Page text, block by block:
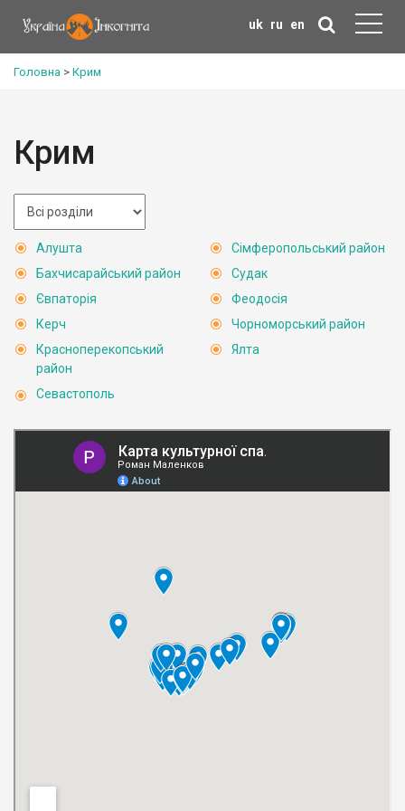
uk ru en
Головна > Крим
Крим
Алушта
Бахчисарайський район
Євпаторія
Керч
Красноперекопський
район
Севастополь
Сімферопольський район
Судак
Феодосія
Чорноморський район
Ялта